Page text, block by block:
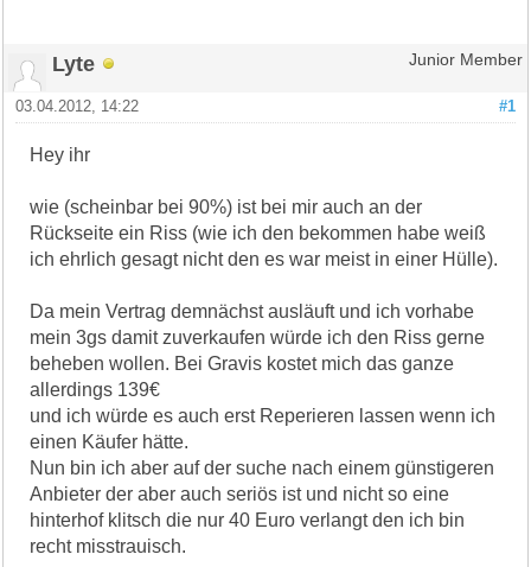
Lyte Junior Member
#1
03.04.2012, 14:22
Hey ihr
wie (scheinbar bei 90%) ist bei mir auch an der
Rückseite ein Riss (wie ich den bekommen habe weiß
ich ehrlich gesagt nicht den es war meist in einer Hülle).
Da mein Vertrag demnächst ausläuft und ich vorhabe
mein 3gs damit zuverkaufen würde ich den Riss gerne
beheben wollen. Bei Gravis kostet mich das ganze
allerdings 139€
und ich würde es auch erst Reperieren lassen wenn ich
einen Käufer hätte.
Nun bin ich aber auf der suche nach einem günstigeren
Anbieter der aber auch seriös ist und nicht so eine
hinterhof klitsch die nur 40 Euro verlangt den ich bin
recht misstrauisch.